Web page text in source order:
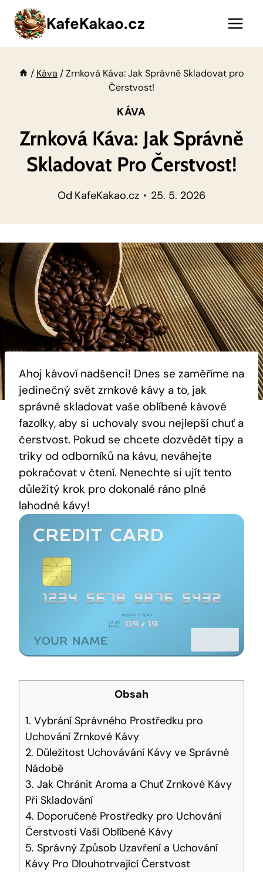
Přeskočit
obsah
KafeKakao.cz
/ Káva /Zrnková Káva: Jak Správně Skladovat pro
Čerstvost!
KÁVA
Zrnková Káva: Jak Správně
Skladovat Pro Čerstvost!
Od KafeKakao.cz 25. 5. 2026
Ahoj kávoví nadšenci! Dnes se zaměříme na
jedinečný svět zrnkové kávy a to, jak
správně skladovat vaše oblíbené kávové
fazolky, aby si uchovaly svou nejlepší chuť a
čerstvost. Pokud se chcete dozvědět tipy a
triky od odborníků na kávu, neváhejte
pokračovat v čtení. Nenechte si ujít tento
důležitý krok pro dokonalé ráno plné
lahodné kávy!
Obsah
1. Vybrání Správného Prostředku pro
Uchování Zrnkové Kávy
2. Důležitost Uchovávání Kávy ve Správné
Nádobě
3. Jak Chránit Aroma a Chuť Zrnkové Kávy
Při Skladování
4. Doporučené Prostředky pro Uchování
Čerstvosti Vaší Oblíbené Kávy
5. Správný Způsob Uzavření a Uchování
Kávy Pro Dlouhotrvající Čerstvost